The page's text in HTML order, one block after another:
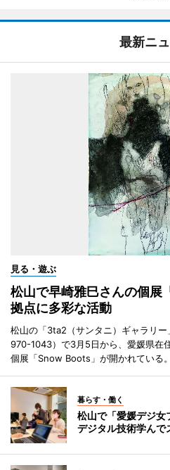
最新ニ
見る・遊ぶ
松山で早崎雅巳さんの個
拠点に多彩な活動
松山の「3ta2（サンタニ）ギャラリ
970-1043）で3月5日から、愛媛県在
個展「Snow Boots」が開かれている。
暮らす・働く
松山で「愛媛デジ
デジタル技術学んで